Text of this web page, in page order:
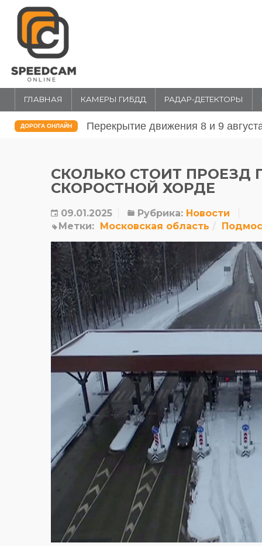
ГЛАВНАЯ КАМЕРЫ ГИБДД РАДАР-ДЕТЕКТОРЫ
ДОРОГА ОНЛАЙН Перекрытие движения 31 июля и 1
СКОЛЬКО СТОИТ
СКОРОСТНОЙ ХОРДЕ
09.01.2025 Рубрика: Новости
Метки: Московская область